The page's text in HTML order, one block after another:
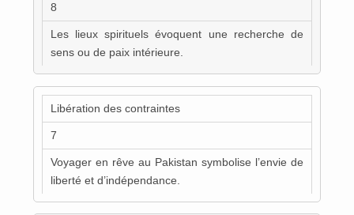
8
Les lieux spirituels évoquent une recherche de
sens ou de paix intérieure.
Libération des contraintes
7
Voyager en rêve au Pakistan symbolise l’envie de
liberté et d’indépendance.